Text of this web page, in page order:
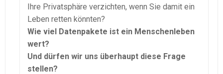
Ihre Privatsphäre verzichten, wenn Sie damit ein
Leben retten könnten?
Wie viel Datenpakete ist ein Menschenleben
wert?
Und dürfen wir uns überhaupt diese Frage
stellen?